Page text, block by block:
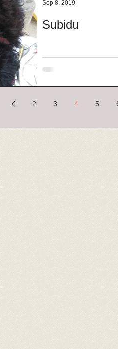
Subidu
Sep 8, 2019
2 3 4 5